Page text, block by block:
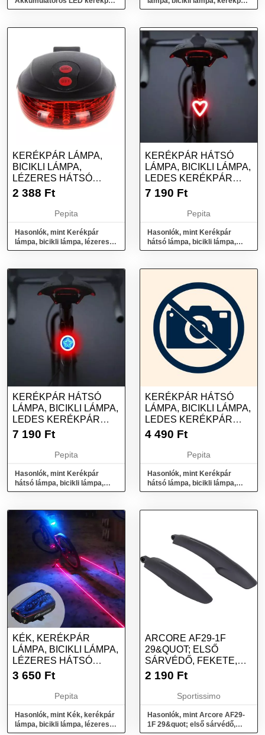
lámpa - első lámpa
hátsó lámpa indexes
KERÉKPÁR LÁMPA,
BICIKLI LÁMPA,
LÉZERES HÁTSÓ
LÁMPA
2 388 Ft
Pepita
Hasonlók, mint Kerékpár
lámpa, bicikli lámpa, lézeres
hátsó lámpa
KERÉKPÁR HÁTSÓ
LÁMPA, BICIKLI LÁMPA,
LEDES KERÉKPÁR
LÁMPA - SZÍV
7 190 Ft
Pepita
Hasonlók, mint Kerékpár
hátsó lámpa, bicikli lámpa,
ledes kerékpár lámpa - Szív
KERÉKPÁR HÁTSÓ
LÁMPA, BICIKLI LÁMPA,
LEDES KERÉKPÁR
LÁMPA - CSILLAG
7 190 Ft
Pepita
Hasonlók, mint Kerékpár
hátsó lámpa, bicikli lámpa,
ledes kerékpár lámpa - Csillag
KERÉKPÁR HÁTSÓ
LÁMPA, BICIKLI LÁMPA,
LEDES KERÉKPÁR
LÁMPA - KÖR
4 490 Ft
Pepita
Hasonlók, mint Kerékpár
hátsó lámpa, bicikli lámpa,
ledes kerékpár lámpa - Kör
KÉK, KERÉKPÁR
LÁMPA, BICIKLI LÁMPA,
LÉZERES HÁTSÓ
LÁMPA
3 650 Ft
Pepita
Hasonlók, mint Kék, kerékpár
lámpa, bicikli lámpa, lézeres
ARCORE AF29-1F
29&QUOT; ELSŐ
SÁRVÉDŐ, FEKETE,
MÉRET
2 190 Ft
Sportissimo
Hasonlók, mint Arcore AF29-
1F 29&quot; első sárvédő,